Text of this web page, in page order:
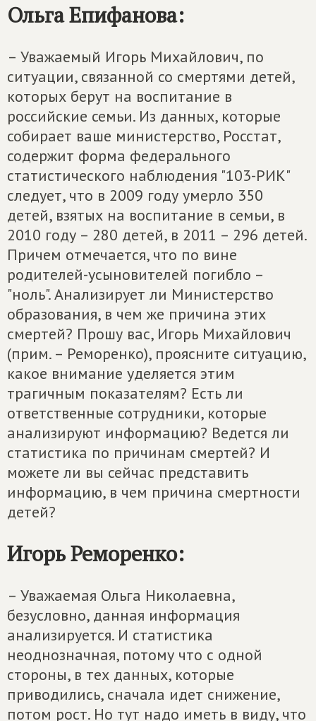
Ольга Епифанова:
– Уважаемый Игорь Михайлович, по
ситуации, связанной со смертями детей,
которых берут на воспитание в
российские семьи. Из данных, которые
собирает ваше министерство, Росстат,
содержит форма федерального
статистического наблюдения "103-РИК"
следует, что в 2009 году умерло 350
детей, взятых на воспитание в семьи, в
2010 году – 280 детей, в 2011 – 296 детей.
Причем отмечается, что по вине
родителей-усыновителей погибло –
"ноль". Анализирует ли Министерство
образования, в чем же причина этих
смертей? Прошу вас, Игорь Михайлович
(прим. – Реморенко), проясните ситуацию,
какое внимание уделяется этим
трагичным показателям? Есть ли
ответственные сотрудники, которые
анализируют информацию? Ведется ли
статистика по причинам смертей? И
можете ли вы сейчас представить
информацию, в чем причина смертности
детей?
Игорь Реморенко:
– Уважаемая Ольга Николаевна,
безусловно, данная информация
анализируется. И статистика
неоднозначная, потому что с одной
стороны, в тех данных, которые
приводились, сначала идет снижение,
потом рост. Но тут надо иметь в виду, что